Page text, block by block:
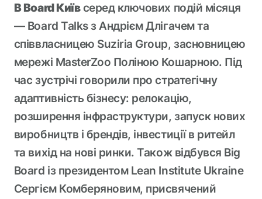
В Board Київсеред ключових подій місяця
— Board Talks з Андрієм Длігачем та
співвласницею Suziria Group, засновницею
мережі MasterZoo Поліною Кошарною. Під
час зустрічі говорили про стратегічну
адаптивність бізнесу: релокацію,
розширення інфраструктури, запуск нових
виробництв і брендів, інвестиції в ритейл
та вихід на нові ринки. Також відбувся Big
Board із президентом Lean Institute Ukraine
Сергієм Комберяновим, присвячений